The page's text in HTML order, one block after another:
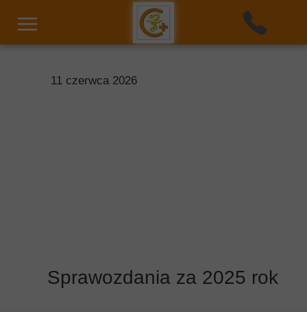
11 czerwca 2026
Sprawozdania za 2025 rok